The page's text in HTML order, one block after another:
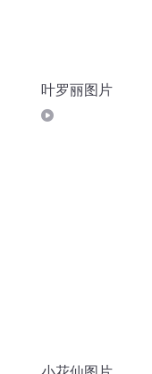
叶罗丽图片